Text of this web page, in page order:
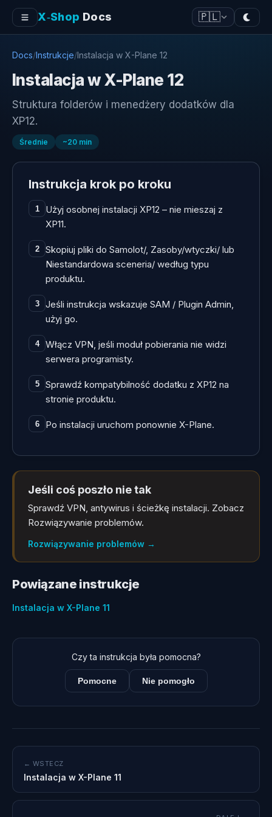
X‑Shop Docs 🇵🇱
Docs/Instrukcje/Instalacja w X-Plane 12
Instalacja w X-Plane 12
Struktura folderów i menedżery dodatków dla
XP12.
Średnie ~20 min
Instrukcja krok po kroku
1
Użyj osobnej instalacji XP12 – nie mieszaj z
XP11.
2
Skopiuj pliki do Samolot/, Zasoby/wtyczki/ lub
Niestandardowa sceneria/ według typu
produktu.
3
Jeśli instrukcja wskazuje SAM / Plugin Admin,
użyj go.
4
Włącz VPN, jeśli moduł pobierania nie widzi
serwera programisty.
5
Sprawdź kompatybilność dodatku z XP12 na
stronie produktu.
6 Po instalacji uruchom ponownie X-Plane.
Jeśli coś poszło nie tak
Sprawdź VPN, antywirus i ścieżkę instalacji. Zobacz
Rozwiązywanie problemów.
Rozwiązywanie problemów →
Powiązane instrukcje
Instalacja w X-Plane 11
Czy ta instrukcja była pomocna?
Pomocne Nie pomogło
← WSTECZ
Instalacja w X-Plane 11